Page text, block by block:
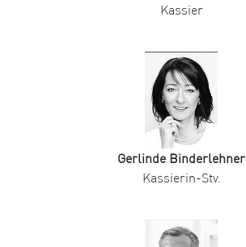
Kassier
Gerlinde Binderlehner
Kassierin-Stv.